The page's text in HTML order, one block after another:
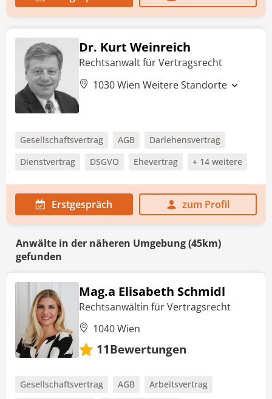
Dr. Kurt Weinreich
Rechtsanwalt für Vertragsrecht
1030 Wien Weitere Standorte
Gesellschaftsvertrag AGB
Darlehensvertrag
Dienstvertrag
DSGVO Ehevertrag + 14 weitere
Erstgespräch zum Profil
Anwälte in der näheren Umgebung (45km)
gefunden
Mag.a Elisabeth Schmidl
Rechtsanwältin für Vertragsrecht
1040 Wien
11Bewertungen
Gesellschaftsvertrag AGB
Arbeitsvertrag